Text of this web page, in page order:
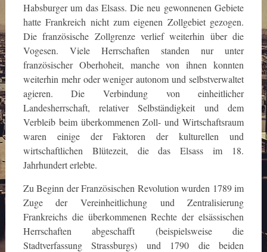
Habsburger um das Elsass. Die neu gewonnenen Gebiete
hatte Frankreich nicht zum eigenen Zollgebiet gezogen.
Die französische Zollgrenze verlief weiterhin über die
Vogesen. Viele Herrschaften standen nur unter
französischer Oberhoheit, manche von ihnen konnten
weiterhin mehr oder weniger autonom und selbstverwaltet
agieren. Die Verbindung von einheitlicher
Landesherrschaft, relativer Selbständigkeit und dem
Verbleib beim überkommenen Zoll- und Wirtschaftsraum
waren einige der Faktoren der kulturellen und
wirtschaftlichen Blütezeit, die das Elsass im 18.
Jahrhundert erlebte.
Zu Beginn der Französischen Revolution wurden 1789 im
Zuge der Vereinheitlichung und Zentralisierung
Frankreichs die überkommenen Rechte der elsässischen
Herrschaften abgeschafft (beispielsweise die
Stadtverfassung Strassburgs) und 1790 die beiden